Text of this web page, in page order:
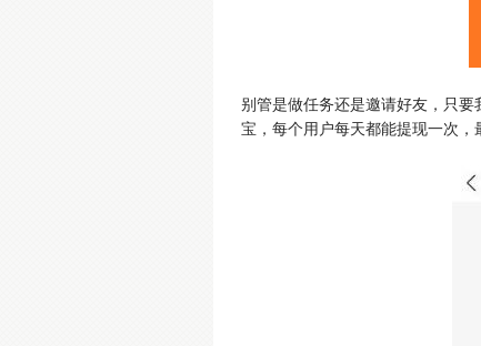
别管是做任务还是邀请好友，只
宝，每个用户每天都能提现一次，